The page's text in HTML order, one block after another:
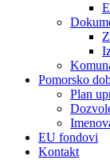
Pomorsko
Plan
EU fondovi
Kontakt